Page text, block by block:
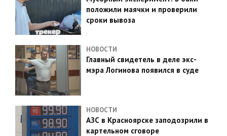
положили маячки и проверили
сроки вывоза
НОВОСТИ
Главный свидетель в деле экс-
мэра Логинова появился в суде
НОВОСТИ
АЗС в Красноярске заподозрили в
картельном сговоре